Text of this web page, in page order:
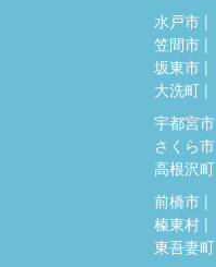
水戸市
笠間市
坂東市
大洗町
宇都宮市
さくら市
高根沢町
前橋市
榛東村
東吾妻町